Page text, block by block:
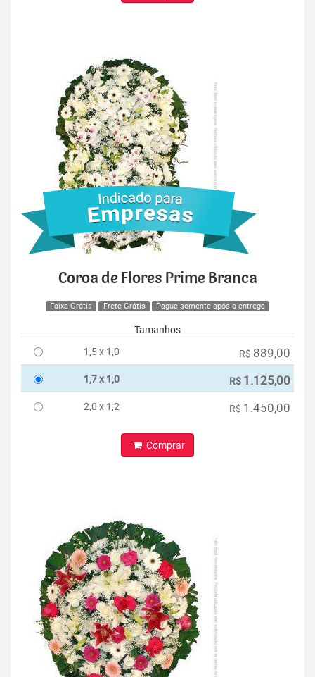
Coroa de Flores Prime Branca
Faixa Grátis Frete Grátis Pague somente após a entrega
Tamanhos
1,5 x 1,0
R$ 889,00
1,7 x 1,0 R$ 1.125,00
2,0 x 1,2 R$ 1.450,00
Comprar